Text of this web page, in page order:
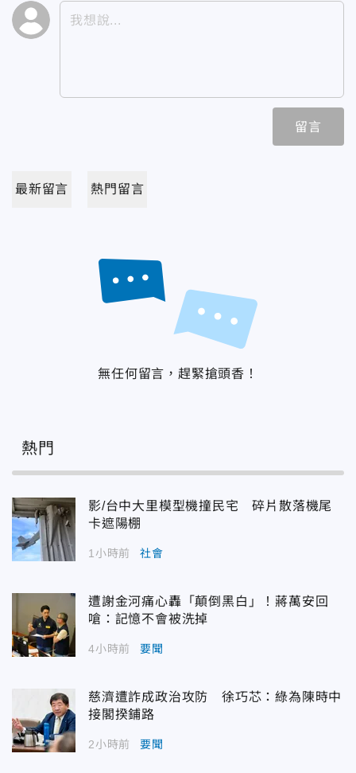
留言
最新留言 熱門留言
無任何留言，趕緊搶頭香！
熱門
影/台中大里模型機撞民宅 碎片散落機尾
卡遮陽棚
1小時前 社會
遭謝金河痛心轟「顛倒黑白」！蔣萬安回
嗆：記憶不會被洗掉
4小時前 要聞
慈濟遭詐成政治攻防 徐巧芯：綠為陳時中
接閣揆鋪路
2小時前 要聞